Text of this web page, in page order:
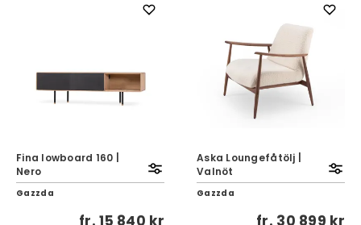
Fina lowboard 160 |
Nero
Gazzda
fr.15 840 kr
Aska Loungefåtölj |
Valnöt
Gazzda
fr. 30 899 kr